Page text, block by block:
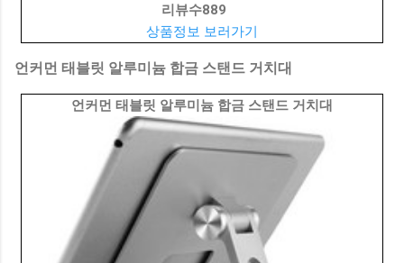
리뷰수889
상품정보 보러가기
언커먼 태블릿 알루미늄 합금 스탠드 거치대
언커먼 태블릿 알루미늄 합금 스탠드 거치대